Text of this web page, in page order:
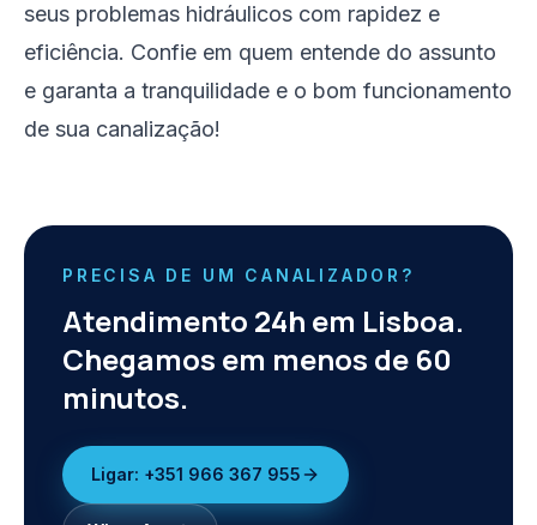
seus problemas hidráulicos com rapidez e
eficiência. Confie em quem entende do assunto
e garanta a tranquilidade e o bom funcionamento
de sua canalização!
PRECISA DE UM CANALIZADOR?
Atendimento 24h em Lisboa.
Chegamos em menos de 60
minutos.
Ligar: +351 966 367 955